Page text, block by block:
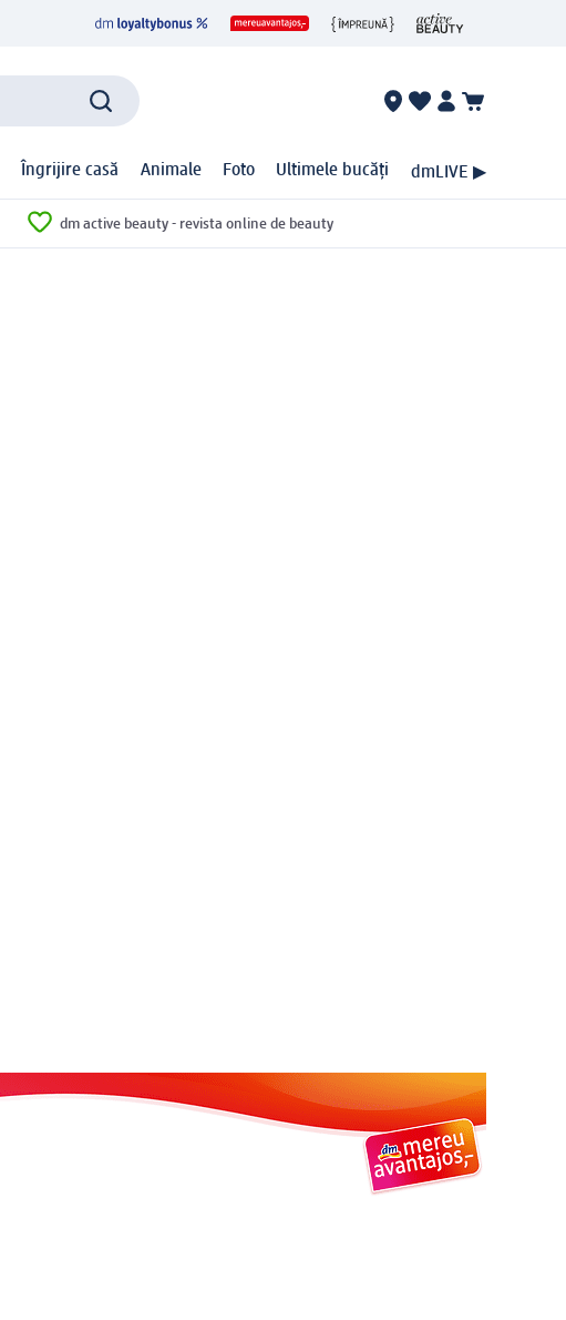
Îngrijire casă Animale Foto Ultimele bucăți dmLIVE ▶
dm active beauty - revista online de beauty